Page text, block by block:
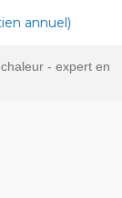
annuel)
- expert en